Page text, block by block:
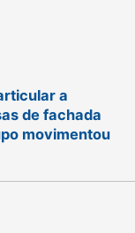
a
de fachada
movimentou